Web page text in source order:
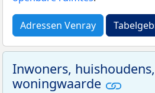
Adressen Venray
Inwoners,
woningwaarde